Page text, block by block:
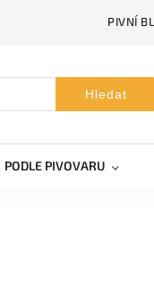
PIVNÍ
Hledat
PODLE PIVOVARU